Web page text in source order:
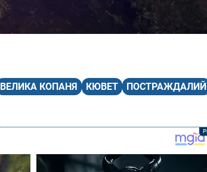
ВЕЛИКА КОПАНЯ КЮВЕТ ПОСТРАЖДАЛИЙ